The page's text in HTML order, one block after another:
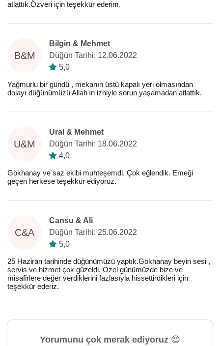
atlattık.Özveri için teşekkür ederim.
B&M
Bilgin & Mehmet
Düğün Tarihi: 12.06.2022
5,0
Yağmurlu bir gündü , mekanın üstü kapalı yeri olmasından
dolayı düğünümüzü Allah'ın izniyle sorun yaşamadan atlattık.
U&M
Ural & Mehmet
Düğün Tarihi: 18.06.2022
4,0
Gökhanay ve saz ekibi muhteşemdi. Çok eğlendik. Emeği
geçen herkese teşekkür ediyoruz.
C&A
Cansu & Ali
Düğün Tarihi: 25.06.2022
5,0
25 Haziran tarihinde düğünümüzü yaptık.Gökhanay beyin sesi ,
servis ve hizmet çok güzeldi. Özel günümüzde bize ve
misafirlere değer verdiklerini fazlasıyla hissettirdikleri için
teşekkür ederiz.
Yorumunu çok merak ediyoruz 😍